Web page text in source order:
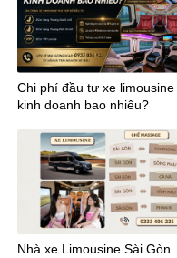
Chi phí đầu tư xe limousine
kinh doanh bao nhiêu?
Nhà xe Limousine Sài Gòn